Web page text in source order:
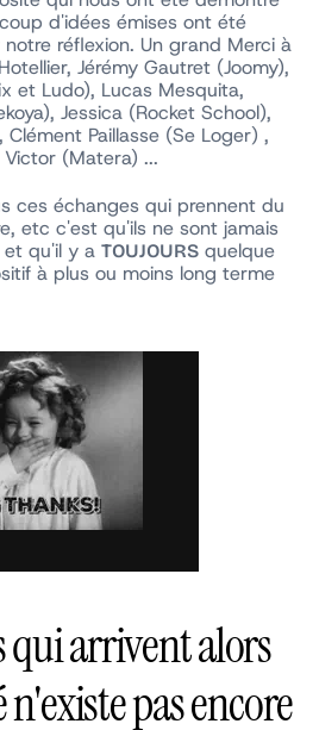
d'idées émises ont été
réflexion. Un grand Merci à
Jérémy Gautret (Joomy),
et Ludo), Lucas Mesquita,
Jessica (Rocket School),
Clément Paillasse (Se Loger) ,
(Matera) ...
ces échanges qui prennent du
etc c'est qu'ils ne sont jamais
qu'il y a TOUJOURSquelque
à plus ou moins long terme
qui arrivent alors
pas encore